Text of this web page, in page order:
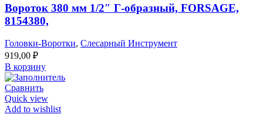
Вороток 380 мм 1/2″ Г-образный, FORSAGE,
8154380,
Головки-Воротки, Слесарный Инструмент
919,00 ₽
В корзину
Сравнить
Quick view
Add to wishlist